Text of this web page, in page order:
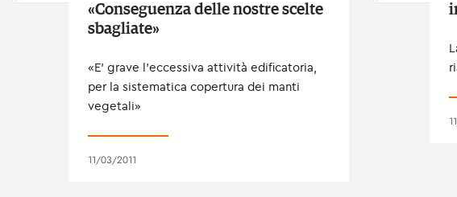
«Conseguenza delle nostre scelte
sbagliate»
«E’ grave l’eccessiva attività edificatoria,
per la sistematica copertura dei manti
vegetali»
11/03/2011